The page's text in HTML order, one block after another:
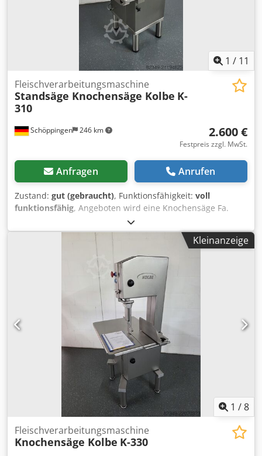
1 / 11
Schöppingen 246 km
Fleischverarbeitungsmaschine
Standsäge Knochensäge Kolbe K-
310
2.600 €
Festpreis zzgl. MwSt.
Anfragen Anrufen
Zustand: gut (gebraucht), Funktionsfähigkeit: voll
funktionsfähig, Angeboten wird eine Knochensäge Fa.
Kobe K-310 in einem guten Zustand, die Maschine ist voll
funktionsfähig Lager im oberen Rad wurden erneuert.
Dwedpfxsyh H Rbj Aiaea Sägeband Neu Abmaße Säge
Tisch Breite: 57cm Tiefe: 78cm Max. Schnitthöhe Ca. 35cm
Sofort einsatzbereit, siehe Fotos. Weiteres auf Anfrage.
Barzahlung oder Vorkasse. Verkauf nur an
Gewerbetreibende , Keine Garantie, keine Gewährleistung.
Kleinanzeige
1 /8
Fleischverarbeitungsmaschine
Knochensäge Kolbe K-330